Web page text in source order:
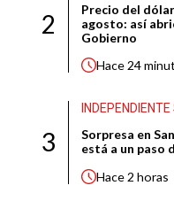
2
Precio del
agosto: así
Gobierno
Hace24
3
Sorpresa en
está a un paso
Hace2 horas